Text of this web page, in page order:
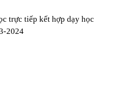
trực tiếp kết hợp dạy học
2024